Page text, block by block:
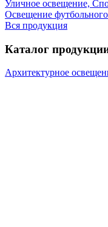
Уличное освещение,
Освещение
Вся продукция
Каталог
Архитектурное